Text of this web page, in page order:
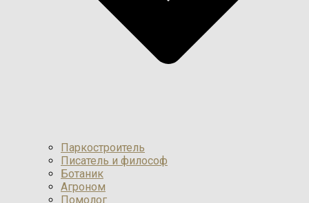
Паркостроитель
Писатель и философ
Ботаник
Агроном
Помолог